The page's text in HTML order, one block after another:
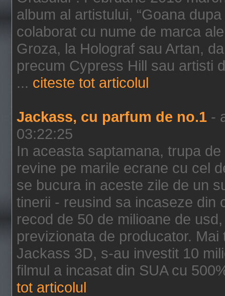
album al artistului, “Goana
colaborat cu nume de marca
Groza, la Holograf sau Artan,
precum Cypress Hill sau artisti
... citeste tot articolul
Jackass, cu parfum de no.1 -
03:22:25
In aceasta saptamana, trupa
revine pe marile ecrane cu cel
se bucura in aceste zile de un
tinerii - reusind sa incaseze din
recod de 50 de milioane de
previzionata de producator.
Jackass 3D, s-au investit 10
filmul a incasat din SUA cu
tot articolul